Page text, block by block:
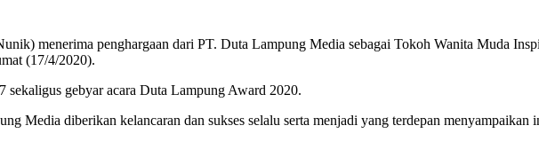
menerima penghargaan dari PT. Duta Lampung Media sebagai Tokoh Wanita Muda
(17/4/2020).
gebyar acara Duta Lampung Award 2020.
Media diberikan kelancaran dan sukses selalu serta menjadi yang terdepan